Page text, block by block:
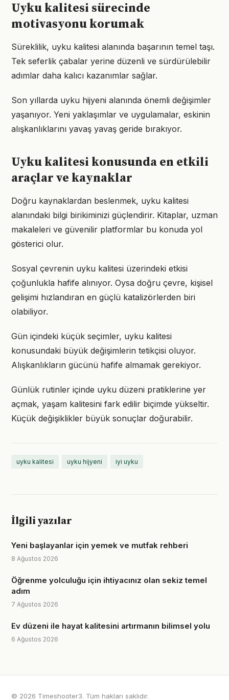
Uyku kalitesi sürecinde
motivasyonu korumak
Süreklilik, uyku kalitesi alanında başarının temel taşı.
Tek seferlik çabalar yerine düzenli ve sürdürülebilir
adımlar daha kalıcı kazanımlar sağlar.
Son yıllarda uyku hijyeni alanında önemli değişimler
yaşanıyor. Yeni yaklaşımlar ve uygulamalar, eskinin
alışkanlıklarını yavaş yavaş geride bırakıyor.
Uyku kalitesi konusunda en etkili
araçlar ve kaynaklar
Doğru kaynaklardan beslenmek, uyku kalitesi
alanındaki bilgi birikiminizi güçlendirir. Kitaplar, uzman
makaleleri ve güvenilir platformlar bu konuda yol
gösterici olur.
Sosyal çevrenin uyku kalitesi üzerindeki etkisi
çoğunlukla hafife alınıyor. Oysa doğru çevre, kişisel
gelişimi hızlandıran en güçlü katalizörlerden biri
olabiliyor.
Gün içindeki küçük seçimler, uyku kalitesi
konusundaki büyük değişimlerin tetikçisi oluyor.
Alışkanlıkların gücünü hafife almamak gerekiyor.
Günlük rutinler içinde uyku düzeni pratiklerine yer
açmak, yaşam kalitesini fark edilir biçimde yükseltir.
Küçük değişiklikler büyük sonuçlar doğurabilir.
uyku kalitesi uyku hijyeni iyi uyku
İlgili yazılar
Yeni başlayanlar için yemek ve mutfak rehberi
8 Ağustos 2026
Öğrenme yolculuğu için ihtiyacınız olan sekiz temel
adım
7 Ağustos 2026
Ev düzeni ile hayat kalitesini artırmanın bilimsel yolu
6 Ağustos 2026
© 2026 Timeshooter3. Tüm hakları saklıdır.